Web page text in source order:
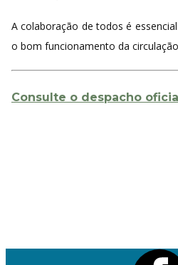
A colaboração de todos é
o bom funcionamento da
Consulte o despacho oficial